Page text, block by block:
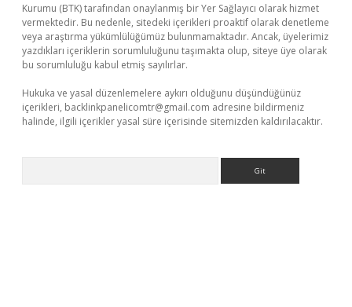
Kurumu (BTK) tarafından onaylanmış bir Yer Sağlayıcı olarak hizmet
vermektedir. Bu nedenle, sitedeki içerikleri proaktif olarak denetleme
veya araştırma yükümlülüğümüz bulunmamaktadır. Ancak, üyelerimiz
yazdıkları içeriklerin sorumluluğunu taşımakta olup, siteye üye olarak
bu sorumluluğu kabul etmiş sayılırlar.
Hukuka ve yasal düzenlemelere aykırı olduğunu düşündüğünüz
içerikleri, backlinkpanelicomtr@gmail.com adresine bildirmeniz
halinde, ilgili içerikler yasal süre içerisinde sitemizden kaldırılacaktır.